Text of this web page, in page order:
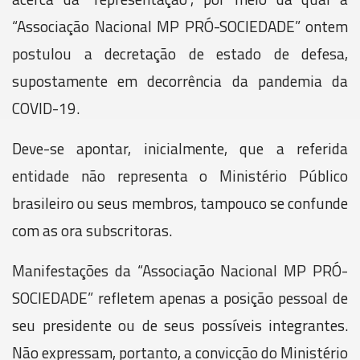
“Associação Nacional MP PRÓ-SOCIEDADE” ontem
postulou a decretação de estado de defesa,
supostamente em decorrência da pandemia da
COVID-19.
Deve-se apontar, inicialmente, que a referida
entidade não representa o Ministério Público
brasileiro ou seus membros, tampouco se confunde
com as ora subscritoras.
Manifestações da “Associação Nacional MP PRÓ-
SOCIEDADE” refletem apenas a posição pessoal de
seu presidente ou de seus possíveis integrantes.
Não expressam, portanto, a convicção do Ministério